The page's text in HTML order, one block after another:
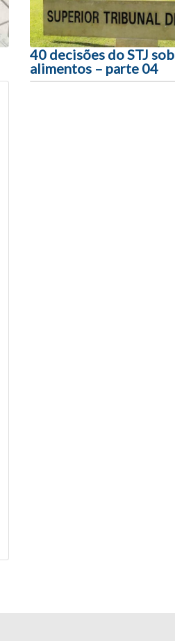
40 decisões do STJ
alimentos – parte 04